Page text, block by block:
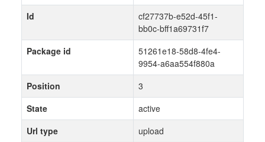
Id
cf27737b-e52d-45f1-
bb0c-bff1a69731f7
Package id
51261e18-58d8-4fe4-
9954-a6aa554f880a
Position
3
State
active
Url type
upload